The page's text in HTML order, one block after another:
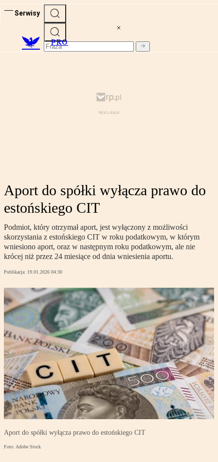
Serwisy
PRO
Aport do spółki wyłącza prawo do
estońskiego CIT
Podmiot, który otrzymał aport, jest wyłączony z możliwości
skorzystania z estońskiego CIT w roku podatkowym, w którym
wniesiono aport, oraz w następnym roku podatkowym, ale nie
krócej niż przez 24 miesiące od dnia wniesienia aportu.
Publikacja: 19.01.2026 04:30
Aport do spółki wyłącza prawo do estońskiego CIT
Foto: Adobe Stock